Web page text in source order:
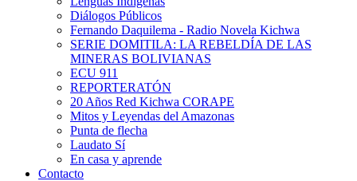
Diálogos Públicos
Fernando Daquilema - Radio Novela Kichwa
SERIE DOMITILA: LA REBELDÍA DE LAS
MINERAS BOLIVIANAS
ECU 911
REPORTERATÓN
20 Años Red Kichwa CORAPE
Mitos y Leyendas del Amazonas
Punta de flecha
Laudato Sí
En casa y aprende
Contacto